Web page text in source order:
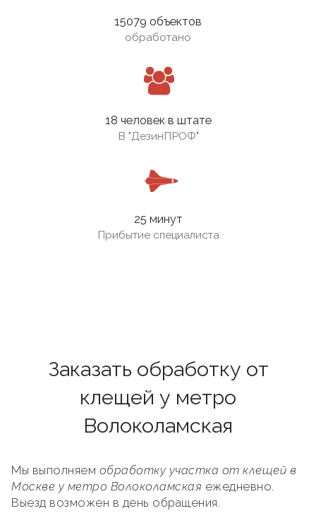
15079 объектов
обработано
18 человек в штате
В "ДезинПРОФ"
25 минут
Прибытие специалиста
Заказать обработку от
клещей у метро
Волоколамская
Мы выполняем обработку участка от клещей в
Москве у метро Волоколамская ежедневно.
Выезд возможен в день обращения.